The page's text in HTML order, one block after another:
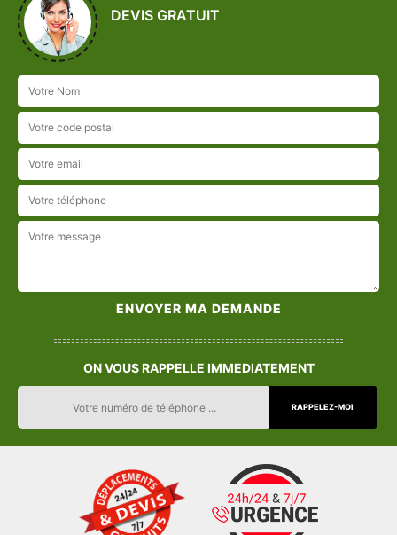
DEVIS GRATUIT
ON VOUS RAPPELLE IMMEDIATEMENT